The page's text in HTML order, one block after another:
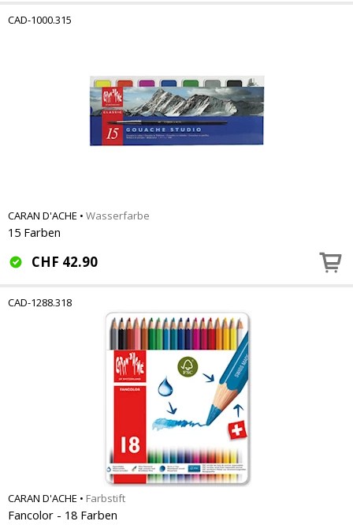
CAD-1000.315
CARAN D'ACHE • Wasserfarbe
15 Farben
CHF 42.90
CAD-1288.318
CARAN D'ACHE • Farbstift
Fancolor - 18 Farben